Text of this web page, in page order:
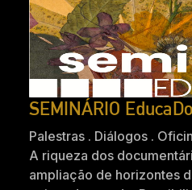
SEMINÁRIO
Palestras . Diálogos .
A riqueza dos
ampliação de horizontes